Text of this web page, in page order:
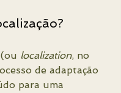
localization, no
de adaptação
para uma